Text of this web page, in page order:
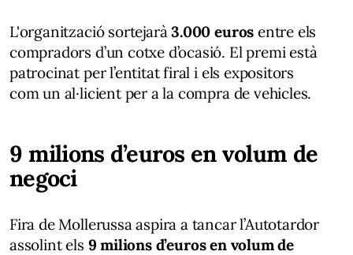
L'organització sortejarà3.000 euros entre els
compradors d’un cotxe d’ocasió. El premi està
patrocinat per l’entitat firal i els expositors
com un al·licient per a la compra de vehicles.
9 milions d’euros en volum de
negoci
Fira de Mollerussa aspira a tancar l’Autotardor
assolint els 9 milions d’euros en volum de